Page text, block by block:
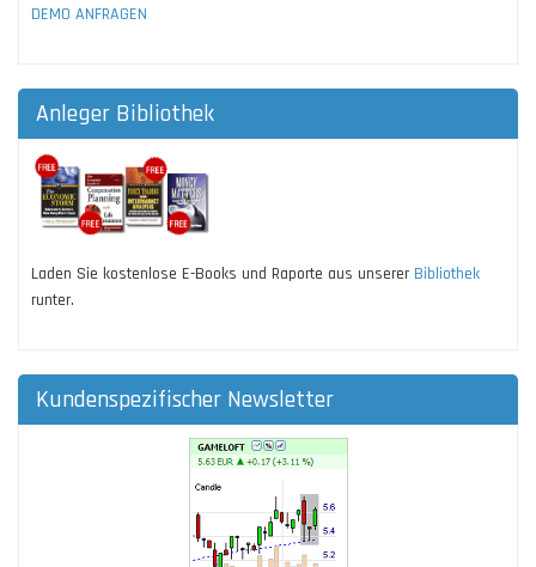
DEMO ANFRAGEN
Anleger Bibliothek
Laden Sie kostenlose E-Books und Raporte aus unserer Bibliothek
runter.
Kundenspezifischer Newsletter